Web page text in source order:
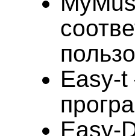
Easy-t
Easy-